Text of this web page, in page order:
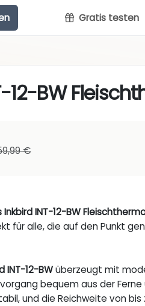
Gratis testen
12-BW
€
INT-12-BW
für alle, die auf den Punkt
INT-12-BWüberzeugt mit
bequem aus der
und die Reichweite von